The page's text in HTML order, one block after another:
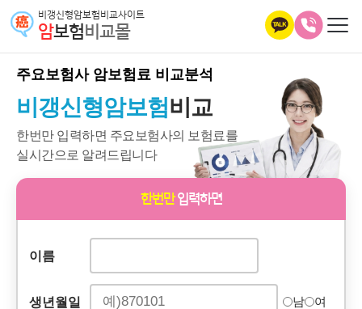
비갱신형암보험비교사이트
암보험비교몰
주요보험사암보험료 비교분석
비갱신형암보험비교
한번만 입력하면 주요보험사의 보험료를
실시간으로 알려드립니다
한번만입력하면
이름
생년월일 남 여